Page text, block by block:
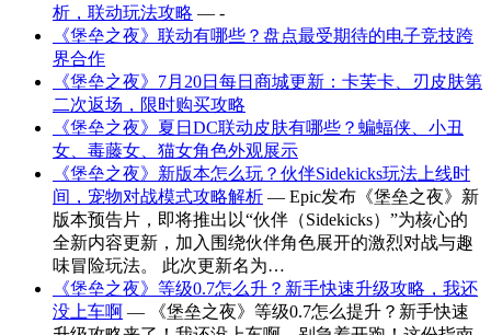
析，联动玩法攻略 — -
《堡垒之夜》联动有哪些？盘点最受期待的电子竞技跨
界合作
《堡垒之夜》7月20日每日商城更新：卡芙卡、刃皮肤第
二次返场，限时购买攻略
《堡垒之夜》夏日DC联动皮肤有哪些？蝙蝠侠、小丑
女、毒藤女、猫女角色外观展示
《堡垒之夜》新版本怎么玩？伙伴Sidekicks玩法上线时
间，宠物对战模式攻略解析 — Epic发布《堡垒之夜》新
版本预告片，即将推出以“伙伴（Sidekicks）”为核心的
全新内容更新，加入围绕伙伴角色展开的激烈对战与趣
味冒险玩法。 此次更新名为…
《堡垒之夜》等级0.7怎么升？新手快速升级攻略，我还
没上车啊 — 《堡垒之夜》等级0.7怎么提升？新手快速